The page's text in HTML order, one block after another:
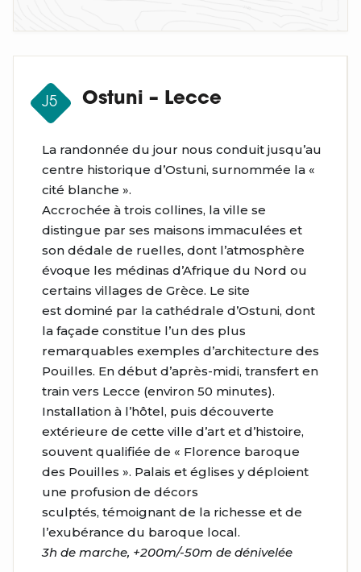
J5 Ostuni – Lecce
La randonnée du jour nous conduit jusqu’au
centre historique d’Ostuni, surnommée la «
cité blanche ».
Accrochée à trois collines, la ville se
distingue par ses maisons immaculées et
son dédale de ruelles, dont l’atmosphère
évoque les médinas d’Afrique du Nord ou
certains villages de Grèce. Le site
est dominé par la cathédrale d’Ostuni, dont
la façade constitue l’un des plus
remarquables exemples d’architecture des
Pouilles. En début d’après-midi, transfert en
train vers Lecce (environ 50 minutes).
Installation à l’hôtel, puis découverte
extérieure de cette ville d’art et d’histoire,
souvent qualifiée de « Florence baroque
des Pouilles ». Palais et églises y déploient
une profusion de décors
sculptés, témoignant de la richesse et de
l’exubérance du baroque local.
3h de marche, +200m/-50m de dénivelée